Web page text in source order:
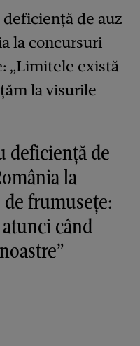
deficiență de
la
frumusețe:
când